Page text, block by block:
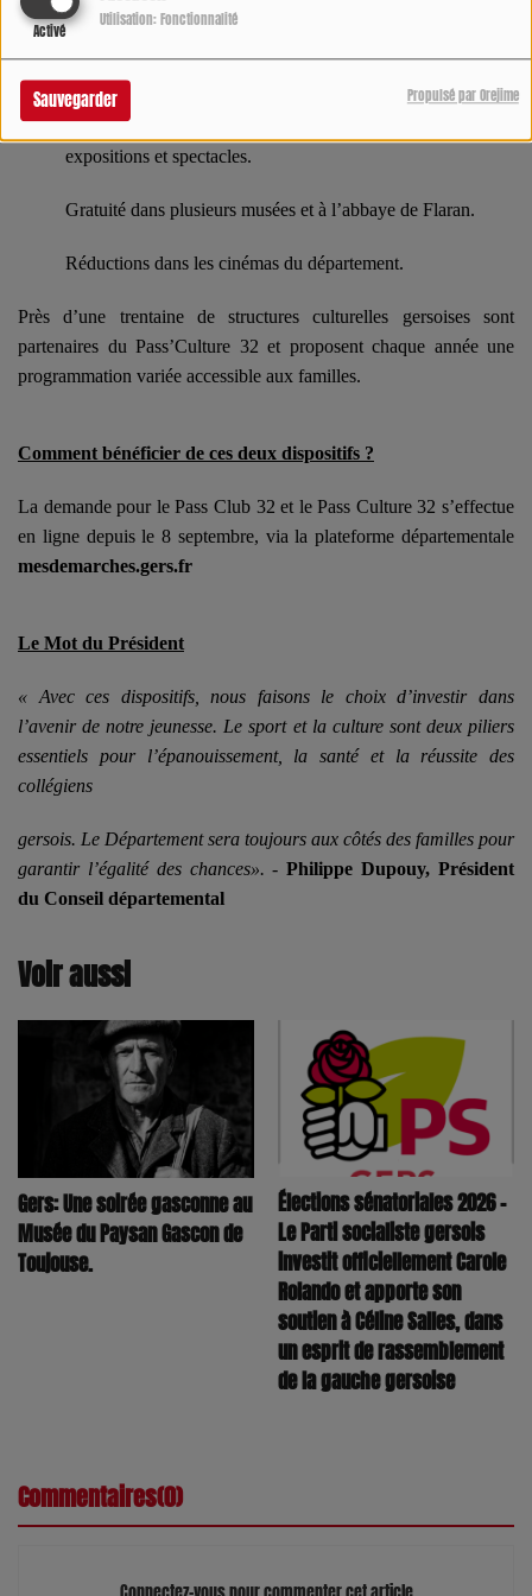
Activé
Utilisation: Fonctionnalité
Sauvegarder Propulsé par Orejime
culturelles à prix réduit.
Tarifs préférentiels pour de nombreux festivals, concerts,
expositions et spectacles.
Gratuité dans plusieurs musées et à l’abbaye de Flaran.
Réductions dans les cinémas du département.
Près d’une trentaine de structures culturelles gersoises sont
partenaires du Pass’Culture 32 et proposent chaque année une
programmation variée accessible aux familles.
Comment bénéficier de ces deux dispositifs ?
La demande pour le Pass Club 32 et le Pass Culture 32 s’effectue
en ligne depuis le 8 septembre, via la plateforme départementale
mesdemarches.gers.fr
Le Mot du Président
« Avec ces dispositifs, nous faisons le choix d’investir dans
l’avenir de notre jeunesse. Le sport et la culture sont deux piliers
essentiels pour l’épanouissement, la santé et la réussite des
collégiens
gersois. Le Département sera toujours aux côtés des familles pour
garantir l’égalité des chances». -Philippe Dupouy, Président
du Conseil départemental
Voir aussi
Gers: Une soirée gasconne au
Musée du Paysan Gascon de
Toujouse.
Élections sénatoriales 2026 –
Le Parti socialiste gersois
investit officiellement Carole
Rolando et apporte son
soutien à Céline Salles, dans
un esprit de rassemblement
de la gauche gersoise
Commentaires(0)